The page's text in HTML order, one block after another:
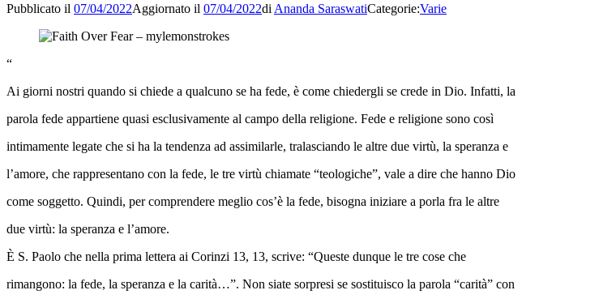
Pubblicato il 07/04/2022Aggiornato il 07/04/2022di Ananda SaraswatiCategorie:Varie
“
Ai giorni nostri quando si chiede a qualcuno se ha fede, è come chiedergli se crede in Dio. Infatti, la
parola fede appartiene quasi esclusivamente al campo della religione. Fede e religione sono così
intimamente legate che si ha la tendenza ad assimilarle, tralasciando le altre due virtù, la speranza e
l’amore, che rappresentano con la fede, le tre virtù chiamate “teologiche”, vale a dire che hanno Dio
come soggetto. Quindi, per comprendere meglio cos’è la fede, bisogna iniziare a porla fra le altre
due virtù: la speranza e l’amore.
È S. Paolo che nella prima lettera ai Corinzi 13, 13, scrive: “Queste dunque le tre cose che
rimangono: la fede, la speranza e la carità…”. Non siate sorpresi se sostituisco la parola “carità” con